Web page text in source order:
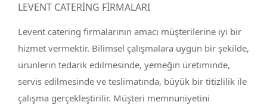
LEVENT CATERİNG FİRMALARI
Levent catering firmalarının amacı müşterilerine iyi bir
hizmet vermektir. Bilimsel çalışmalara uygun bir şekilde,
ürünlerin tedarik edilmesinde, yemeğin üretiminde,
servis edilmesinde ve teslimatında, büyük bir titizlilik ile
çalışma gerçekleştirilir. Müşteri memnuniyetini